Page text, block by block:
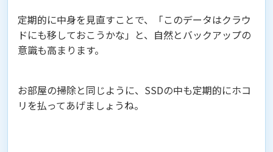
定期的に中身を見直すことで、「このデータはクラウ
ドにも移しておこうかな」と、自然とバックアップの
意識も高まります。
お部屋の掃除と同じように、SSDの中も定期的にホコ
リを払ってあげましょうね。